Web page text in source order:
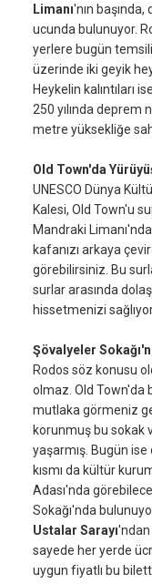
Limanı'nın
ucunda bulunuyor.
yerlere bugün
üzerinde iki geyik
Heykelin kalıntıları
250 yılında deprem
metre yüksekliğe
Old Town'da
UNESCO Dünya
Kalesi, Old Town'u
Mandraki
kafanızı arkaya
görebilirsiniz. Bu
surlar arasında
hissetmenizi
Şövalyeler
Rodos söz konusu
olmaz. Old Town'da
mutlaka görmeniz
korunmuş bu sokak
yaşarmış. Bugün
kısmı da kültür
Adası'nda
Sokağı'nda
Ustalar Sarayı
sayede her yerde
uygun fiyatlı bu